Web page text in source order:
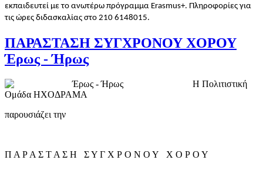
εκπαιδευτεί με το ανωτέρω πρόγραμμα Erasmus+. Πληροφορίες για
τις ώρες διδασκαλίας στο 210 6148015.
ΠΑΡΑΣΤΑΣΗ ΣΥΓΧΡΟΝΟΥ ΧΟΡΟΥ
Έρως - Ήρως
Η Πολιτιστική
Ομάδα ΗΧΟΔΡΑΜΑ
παρουσιάζει την
Π Α Ρ Α Σ Τ Α Σ Η Σ Υ Γ Χ Ρ Ο Ν Ο Υ Χ Ο Ρ Ο Υ